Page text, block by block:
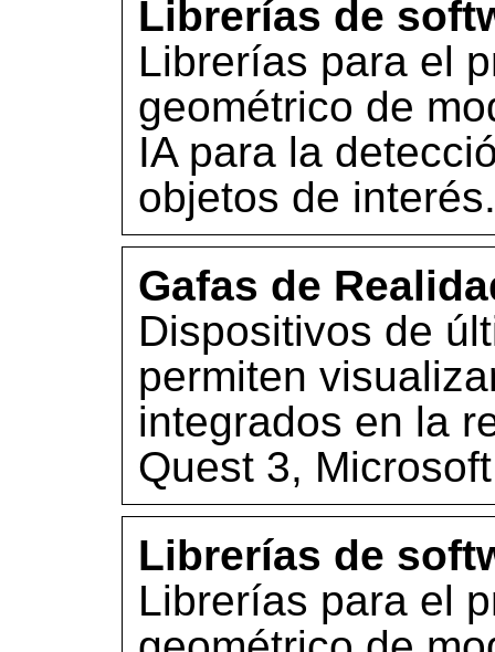
Librerías de
Librerías para el
geométrico de
IA para la
objetos de interés.
Gafas de
Dispositivos de
permiten
integrados en la
Quest 3,
Librerías de
Librerías para el